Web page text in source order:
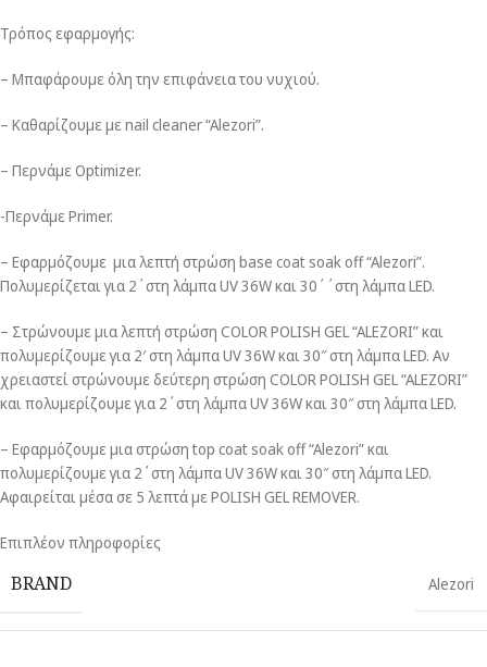
Τρόπος εφαρμογής:
– Μπαφάρουμε όλη την επιφάνεια του νυχιού.
– Καθαρίζουμε με nail cleaner “Alezori”.
– Περνάμε Optimizer.
-Περνάμε Primer.
– Εφαρμόζουμε μια λεπτή στρώση base coat soak off “Alezori”.
Πολυμερίζεται για 2΄στη λάμπα UV 36W και 30΄΄στη λάμπα LED.
– Στρώνουμε μια λεπτή στρώση COLOR POLISH GEL “ALEZORI” και
πολυμερίζουμε για 2′ στη λάμπα UV 36W και 30″ στη λάμπα LED. Αν
χρειαστεί στρώνουμε δεύτερη στρώση COLOR POLISH GEL “ALEZORI”
και πολυμερίζουμε για 2΄στη λάμπα UV 36W και 30″ στη λάμπα LED.
– Εφαρμόζουμε μια στρώση top coat soak off “Alezori” και
πολυμερίζουμε για 2΄στη λάμπα UV 36W και 30″ στη λάμπα LED.
Αφαιρείται μέσα σε 5 λεπτά με POLISH GEL REMOVER.
Επιπλέον πληροφορίες
BRAND Alezori